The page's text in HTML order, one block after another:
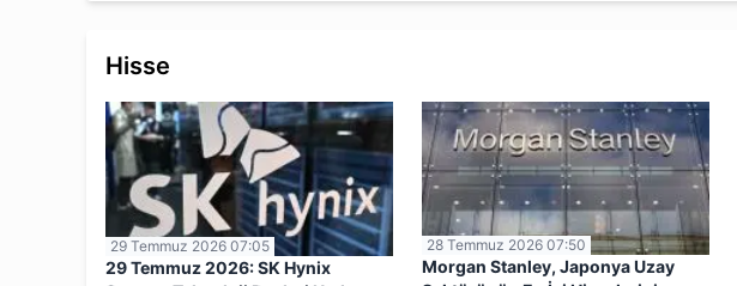
Hisse
29 Temmuz 2026 07:05
29 Temmuz 2026: SK Hynix
28 Temmuz 2026 07:50
Morgan Stanley, Japonya Uzay